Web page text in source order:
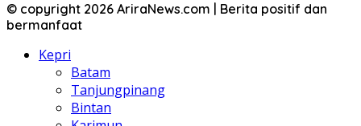
© copyright 2026 AriraNews.com | Berita positif dan
bermanfaat
Kepri
Batam
Tanjungpinang
Bintan